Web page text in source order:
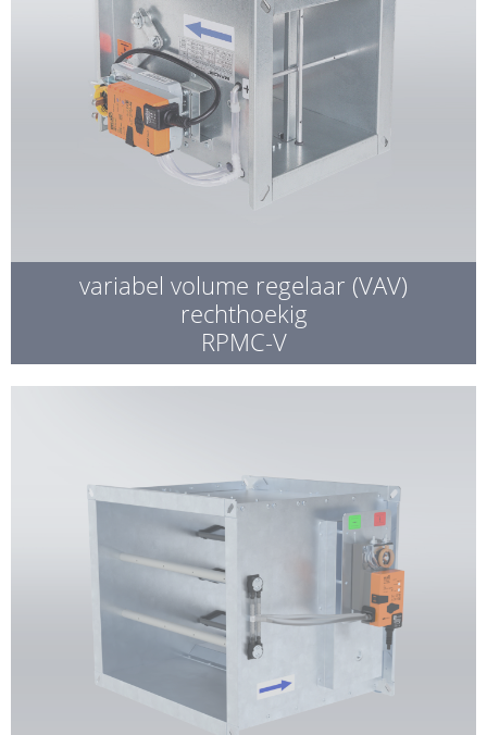
variabel volume regelaar (VAV)
rechthoekig
RPMC-V